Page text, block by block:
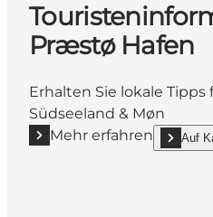
Præstø Hafen
Erhalten Sie lokale
Südseeland & Møn
Mehr erfahren
Mehr erfahren Auf
show